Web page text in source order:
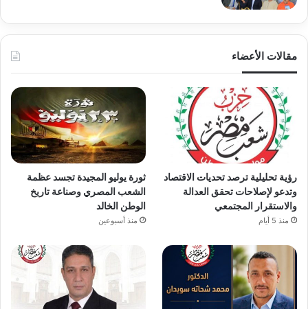
مقالات الأعضاء
رؤية تحليلية ترصد تحديات الاقتصاد
وتدعو لإصلاحات تحقق العدالة
والاستقرار المجتمعي
منذ 5 أيام
ثورة يوليو المجيدة تجسد عظمة
الشعب المصري وصناعة تاريخ
الوطن الخالد
منذ أسبوعين
​